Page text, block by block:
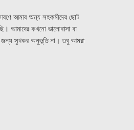
আমার অন্য সহকর্মীদের ছোট
আমাদের কখনো ভালোবাসা বা
জন্য সুখকর অনুভূতি না। তবু আমরা